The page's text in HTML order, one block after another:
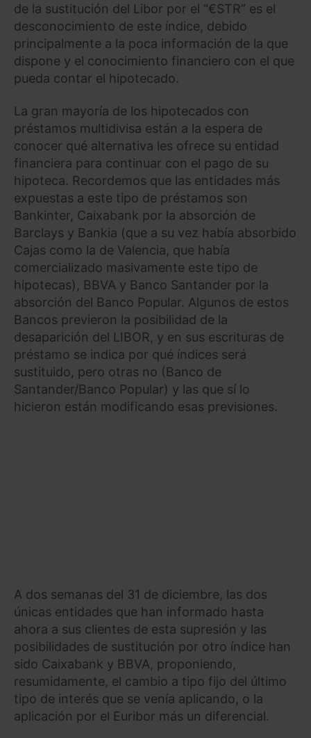
de la sustitución del Libor por el “€STR” es el
desconocimiento de este índice, debido
principalmente a la poca información de la que
dispone y el conocimiento financiero con el que
pueda contar el hipotecado.
La gran mayoría de los hipotecados con
préstamos multidivisa están a la espera de
conocer qué alternativa les ofrece su entidad
financiera para continuar con el pago de su
hipoteca. Recordemos que las entidades más
expuestas a este tipo de préstamos son
Bankinter, Caixabank por la absorción de
Barclays y Bankia (que a su vez había absorbido
Cajas como la de Valencia, que había
comercializado masivamente este tipo de
hipotecas), BBVA y Banco Santander por la
absorción del Banco Popular. Algunos de estos
Bancos previeron la posibilidad de la
desaparición del LIBOR, y en sus escrituras de
préstamo se indica por qué índices será
sustituido, pero otras no (Banco de
Santander/Banco Popular) y las que sí lo
hicieron están modificando esas previsiones.
A dos semanas del 31 de diciembre, las dos
únicas entidades que han informado hasta
ahora a sus clientes de esta supresión y las
posibilidades de sustitución por otro índice han
sido Caixabank y BBVA, proponiendo,
resumidamente, el cambio a tipo fijo del último
tipo de interés que se venía aplicando, o la
aplicación por el Euribor más un diferencial.